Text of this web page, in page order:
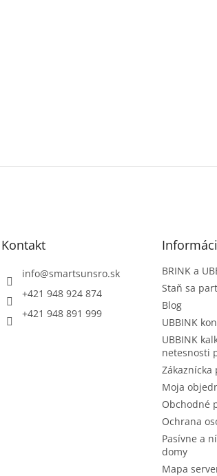
Kontakt
info@smartsunsro.sk
+421 948 924 874
+421 948 891 999
BRINK a
Staň sa
Blog
UBBINK
UBBINK
netesnosti
Zákaznícka
Moja
Obchodné
Ochrana
Pasívne a
domy
Mapa